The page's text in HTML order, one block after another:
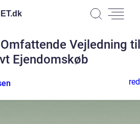
dk
Vejledning
Ejendomskøb